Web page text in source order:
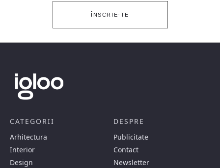
ÎNSCRIE-TE
CATEGORII
Arhitectura
Interior
Design
DESPRE
Publicitate
Contact
Newsletter